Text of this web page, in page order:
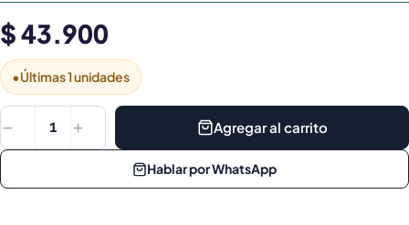
$ 43.900
•Últimas 1 unidades
1 Agregar al carrito
Hablar por WhatsApp